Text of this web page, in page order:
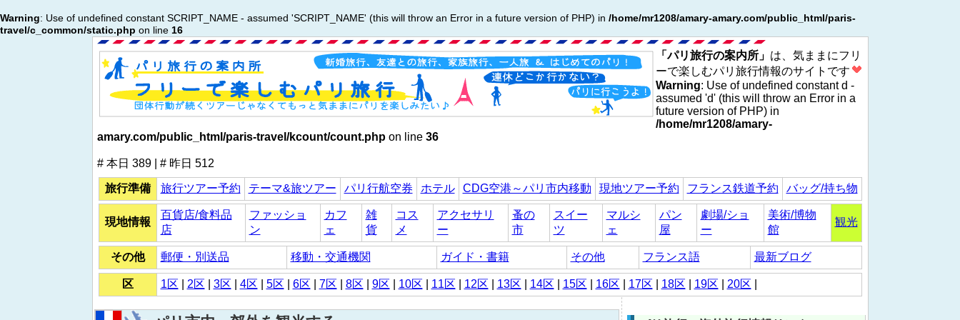
Warning: Use of undefined constant SCRIPT_NAME - assumed 'SCRIPT_NAME' (this will throw an Error in a future version of PHP) in /home/mr1208/amary-amary.com/public_html/paris-
travel/c_common/static.php on line 16
「パリ旅行の案内所」 は、気ままにフリ
ーで楽しむパリ旅行情報のサイトです
Warning: Use of undefined constant d -
assumed 'd' (this will throw an Error in a
future version of PHP) in
/home/mr1208/amary-
amary.com/public_html/paris-travel/kcount/count.phpon line 36
# 本日 389 | # 昨日 512
旅行準備 旅行ツアー予約 テーマ&旅ツアー パリ行航空券 ホテル CDG空港～パリ市内移動 現地ツアー予約 フランス鉄道予約 バッグ/持ち物
現地情報
百貨店/食料品
店
ファッショ
ン
カフ
ェ
雑
貨
コス
メ
アクセサリ
ー
蚤の
市
スイー
ツ
マルシ
ェ
パン
屋
劇場/ショ
ー
美術/博物
館
観光
その他 郵便・別送品 移動・交通機関 ガイド・書籍 その他 フランス語 最新ブログ
区 1区 2区 3区 4区 5区 6区 7区 8区 9区 10区 11区 12区 13区 14区 15区 16区 17区 18区 19区 20区